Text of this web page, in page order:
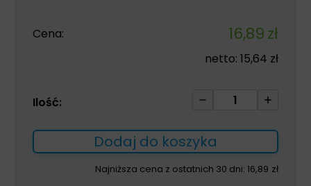
Cena: 16,89zł
netto: 15,64 zł
Ilość:
ilość
150ml
utrwalacz
cytologiczny
Dodaj do koszyka
Najniższa cena z ostatnich 30 dni: 16,89 zł